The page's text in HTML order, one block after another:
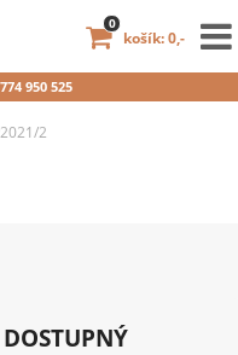
2
774 950 525
košík: 0,-
0